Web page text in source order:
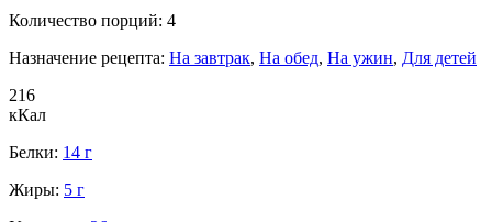
Количество порций: 4
Назначение рецепта: На завтрак, На обед, На ужин, Для детей
216
кКал
Белки: 14 г
Жиры: 5 г